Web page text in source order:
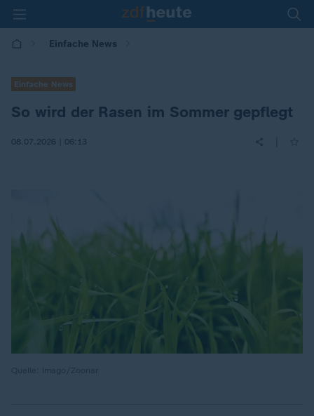
Einfache News
Einfache News
So wird der Rasen im Sommer gepflegt
08.07.2026 | 06:13